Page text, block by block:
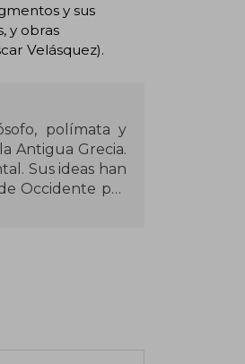
y sus
y obras
Velásquez).
polímata y
Antigua Grecia.
Sus ideas han
Occidente por